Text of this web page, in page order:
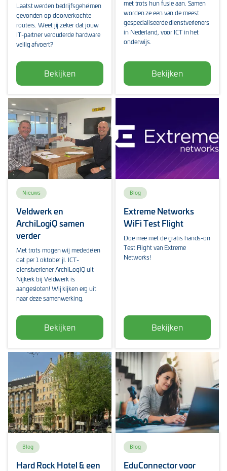
Laatst werden bedrijfsgeheimen
gevonden op doorverkochte
routers. Weet jij zeker dat jouw
IT-partner verouderde hardware
veilig afvoert?
Bekijken
met trots hun fusie aan. Samen
worden ze een van de meest
gespecialiseerde dienstverleners
in Nederland, voor ICT in het
onderwijs.
Bekijken
Nieuws
Veldwerk en
ArchiLogiQ samen
verder
Met trots mogen wij mededelen
dat per 1 oktober jl. ICT-
dienstverlener ArchiLogiQ uit
Nijkerk bij Veldwerk is
aangesloten! Wij kijken erg uit
naar deze samenwerking.
Bekijken
Blog
Extreme Networks
WiFi Test Flight
Doe mee met de gratis hands-on
Test Flight van Extreme
Networks!
Bekijken
Blog
Hard Rock Hotel & een
Blog
EduConnector voor